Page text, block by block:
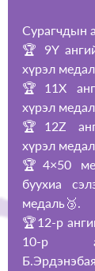
Сурагчдын
🏆 9Y
хүрэл
🏆11X
хүрэл
🏆12Z
хүрэл
🏆4×50
буухиа
медаль🥉.
🏆12-р
10-р